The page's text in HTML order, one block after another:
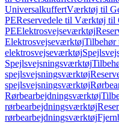
UniversalkuffertVærktøj til
PEReservedele til Værktøj til
PEElektrosvejseværktøj
ElektrosvejseværktøjTilbehør
elektrosvejseværktøj
Spejlsvejsningsværktøj
spejlsvejsningsværktøj
spejlsvejsningsværktøj
Rørbearbejdningsværktøj
rørbearbejdningsværktøj
rørbearbejdningsværktøj